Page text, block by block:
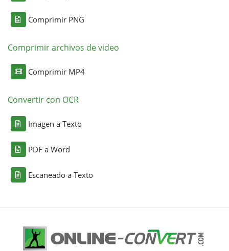
Comprimir PNG
Comprimir archivos de video
Comprimir MP4
Convertir con OCR
Imagen a Texto
PDF a Word
Escaneado a Texto